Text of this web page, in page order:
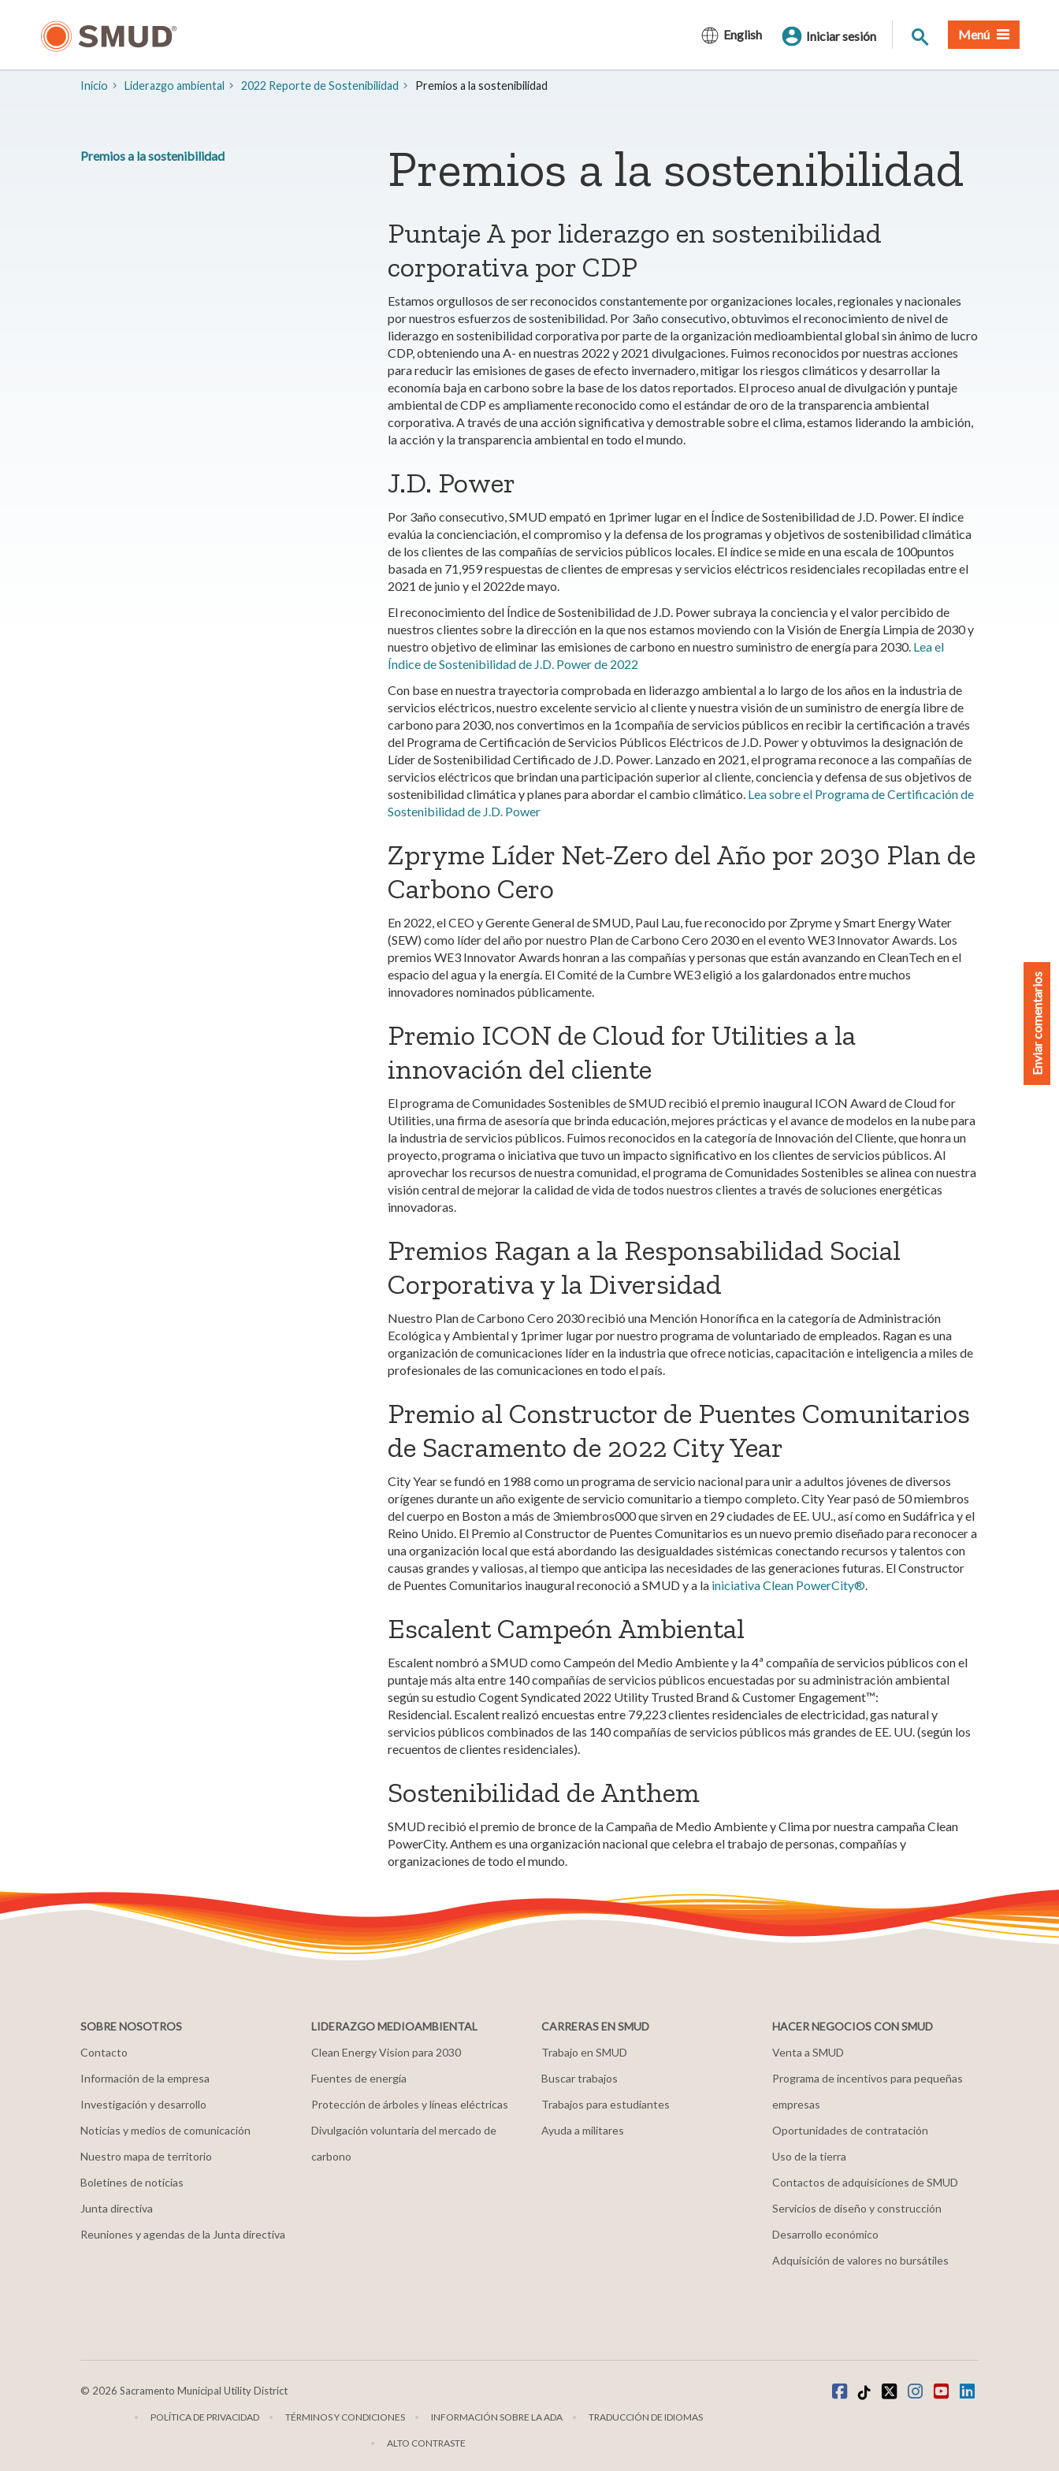
contenido
English Iniciar sesión Buscar en el sitio
Menú
Inicio ​Liderazgo ambiental 2022 Reporte de Sostenibilidad Premios a la sostenibilidad
Premios a la sostenibilidad
Puntaje A por liderazgo en sostenibilidad
corporativa por CDP
Estamos orgullosos de ser reconocidos constantemente por organizaciones locales, regionales y nacionales
por nuestros esfuerzos de sostenibilidad. Por 3año consecutivo, obtuvimos el reconocimiento de nivel de
liderazgo en sostenibilidad corporativa por parte de la organización medioambiental global sin ánimo de lucro
CDP, obteniendo una A- en nuestras 2022 y 2021 divulgaciones. Fuimos reconocidos por nuestras acciones
para reducir las emisiones de gases de efecto invernadero, mitigar los riesgos climáticos y desarrollar la
economía baja en carbono sobre la base de los datos reportados. El proceso anual de divulgación y puntaje
ambiental de CDP es ampliamente reconocido como el estándar de oro de la transparencia ambiental
corporativa. A través de una acción significativa y demostrable sobre el clima, estamos liderando la ambición,
la acción y la transparencia ambiental en todo el mundo.
J.D. Power
Por 3año consecutivo, SMUD empató en 1primer lugar en el Índice de Sostenibilidad de J.D. Power. El índice
evalúa la concienciación, el compromiso y la defensa de los programas y objetivos de sostenibilidad climática
de los clientes de las compañías de servicios públicos locales. El índice se mide en una escala de 100puntos
basada en 71,959 respuestas de clientes de empresas y servicios eléctricos residenciales recopiladas entre el
2021 de junio y el 2022de mayo.
El reconocimiento del Índice de Sostenibilidad de J.D. Power subraya la conciencia y el valor percibido de
nuestros clientes sobre la dirección en la que nos estamos moviendo con la Visión de Energía Limpia de 2030 y
nuestro objetivo de eliminar las emisiones de carbono en nuestro suministro de energía para 2030. Lea el
Índice de Sostenibilidad de J.D. Power de 2022
Con base en nuestra trayectoria comprobada en liderazgo ambiental a lo largo de los años en la industria de
servicios eléctricos, nuestro excelente servicio al cliente y nuestra visión de un suministro de energía libre de
carbono para 2030, nos convertimos en la 1compañía de servicios públicos en recibir la certificación a través
del Programa de Certificación de Servicios Públicos Eléctricos de J.D. Power y obtuvimos la designación de
Líder de Sostenibilidad Certificado de J.D. Power. Lanzado en 2021, el programa reconoce a las compañías de
servicios eléctricos que brindan una participación superior al cliente, conciencia y defensa de sus objetivos de
sostenibilidad climática y planes para abordar el cambio climático. Lea sobre el Programa de Certificación de
Sostenibilidad de J.D. Power
Zpryme Líder Net-Zero del Año por 2030 Plan de
Carbono Cero
En 2022, el CEO y Gerente General de SMUD, Paul Lau, fue reconocido por Zpryme y Smart Energy Water
(SEW) como líder del año por nuestro Plan de Carbono Cero 2030 en el evento WE3 Innovator Awards. Los
premios WE3 Innovator Awards honran a las compañías y personas que están avanzando en CleanTech en el
espacio del agua y la energía. El Comité de la Cumbre WE3 eligió a los galardonados entre muchos
innovadores nominados públicamente.
Premio ICON de Cloud for Utilities a la
innovación del cliente
El programa de Comunidades Sostenibles de SMUD recibió el premio inaugural ICON Award de Cloud for
Utilities, una firma de asesoría que brinda educación, mejores prácticas y el avance de modelos en la nube para
la industria de servicios públicos. Fuimos reconocidos en la categoría de Innovación del Cliente, que honra un
proyecto, programa o iniciativa que tuvo un impacto significativo en los clientes de servicios públicos. Al
aprovechar los recursos de nuestra comunidad, el programa de Comunidades Sostenibles se alinea con nuestra
visión central de mejorar la calidad de vida de todos nuestros clientes a través de soluciones energéticas
innovadoras.
Premios Ragan a la Responsabilidad Social
Corporativa y la Diversidad
Nuestro Plan de Carbono Cero 2030 recibió una Mención Honorífica en la categoría de Administración
Ecológica y Ambiental y 1primer lugar por nuestro programa de voluntariado de empleados. Ragan es una
organización de comunicaciones líder en la industria que ofrece noticias, capacitación e inteligencia a miles de
profesionales de las comunicaciones en todo el país.
Premio al Constructor de Puentes Comunitarios
de Sacramento de 2022 City Year
City Year se fundó en 1988 como un programa de servicio nacional para unir a adultos jóvenes de diversos
orígenes durante un año exigente de servicio comunitario a tiempo completo. City Year pasó de 50 miembros
del cuerpo en Boston a más de 3miembros000 que sirven en 29 ciudades de EE. UU., así como en Sudáfrica y el
Reino Unido. El Premio al Constructor de Puentes Comunitarios es un nuevo premio diseñado para reconocer a
una organización local que está abordando las desigualdades sistémicas conectando recursos y talentos con
causas grandes y valiosas, al tiempo que anticipa las necesidades de las generaciones futuras. El Constructor
de Puentes Comunitarios inaugural reconoció a SMUD y a la iniciativa Clean PowerCity®.
Escalent Campeón Ambiental
Escalent nombró a SMUD como Campeón del Medio Ambiente y la 4ª compañía de servicios públicos con el
puntaje más alta entre 140 compañías de servicios públicos encuestadas por su administración ambiental
según su estudio Cogent Syndicated 2022 Utility Trusted Brand & Customer Engagement™:
Residencial. Escalent realizó encuestas entre 79,223 clientes residenciales de electricidad, gas natural y
servicios públicos combinados de las 140 compañías de servicios públicos más grandes de EE. UU. (según los
recuentos de clientes residenciales).
Sostenibilidad de Anthem
SMUD recibió el premio de bronce de la Campaña de Medio Ambiente y Clima por nuestra campaña Clean
PowerCity. Anthem es una organización nacional que celebra el trabajo de personas, compañías y
organizaciones de todo el mundo.
Premios a la sostenibilidad
SOBRE NOSOTROS
Contacto
Información de la empresa
Investigación y desarrollo
Noticias y medios de comunicación
Nuestro mapa de territorio
Boletines de noticias
Junta directiva
Reuniones y agendas de la Junta directiva
LIDERAZGO MEDIOAMBIENTAL
Clean Energy Vision para 2030
Fuentes de energía
Protección de árboles y líneas eléctricas
Divulgación voluntaria del mercado de
carbono
CARRERAS EN SMUD
Trabajo en SMUD
Buscar trabajos
Trabajos para estudiantes
Ayuda a militares
HACER NEGOCIOS CON SMUD
Venta a SMUD
Programa de incentivos para pequeñas
empresas
Oportunidades de contratación
Uso de la tierra
Contactos de adquisiciones de SMUD
Servicios de diseño y construcción
Desarrollo económico
Adquisición de valores no bursátiles
© 2026 Sacramento Municipal Utility District
POLÍTICA DE PRIVACIDAD TÉRMINOS Y CONDICIONES INFORMACIÓN SOBRE LA ADA TRADUCCIÓN DE IDIOMAS
ALTO CONTRASTE
Facebook
TikToktwitterInstagram
youtubeLinkedIn
Enviar comentarios